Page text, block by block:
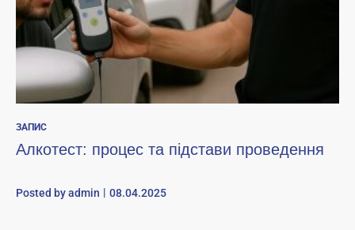
ЗАПИС
Алкотест: процес та підстави проведення
Posted byadmin 08.04.2025